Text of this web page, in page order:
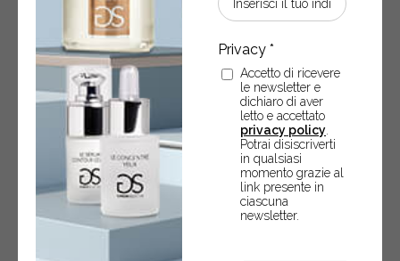
Accetto di ricevere
le newsletter e
dichiaro di aver
letto e accettato
privacy policy
Potrai disiscriverti
in qualsiasi
momento grazie al
link presente in
ciascuna
newsletter.
Crema mani antiage
Idratante protettiva – 75 ml